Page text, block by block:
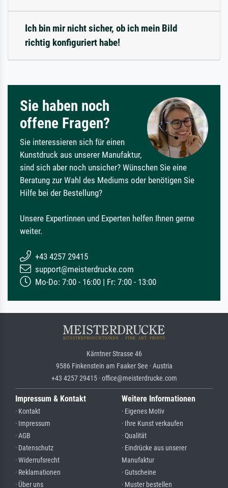
Ich bin mir nicht sicher, ob ich mein Bild
richtig konfiguriert habe!
Sie haben noch
offene Fragen?
Sie interessieren sich für einen
Kunstdruck aus unserer Manufaktur,
sind sich aber noch unsicher? Wünschen Sie eine
Beratung zur Wahl des Mediums oder benötigen Sie
Hilfe bei der Bestellung?
Unsere Expertinnen und Experten helfen Ihnen gerne
weiter.
+43 4257 29415
support@meisterdrucke.com
Mo-Do: 7:00 - 16:00 | Fr: 7:00 - 13:00
Kärntner Strasse 46
9586 Finkenstein am Faaker See · Austria
+43 4257 29415 · office@meisterdrucke.com
Impressum & Kontakt
· Kontakt
· Impressum
· AGB
· Datenschutz
· Widerrufsrecht
· Reklamationen
· Über uns
Weitere Informationen
· Eigenes Motiv
· Ihre Kunst verkaufen
· Qualität
· Eindrücke aus unserer
Manufaktur
· Gutscheine
· Muster bestellen